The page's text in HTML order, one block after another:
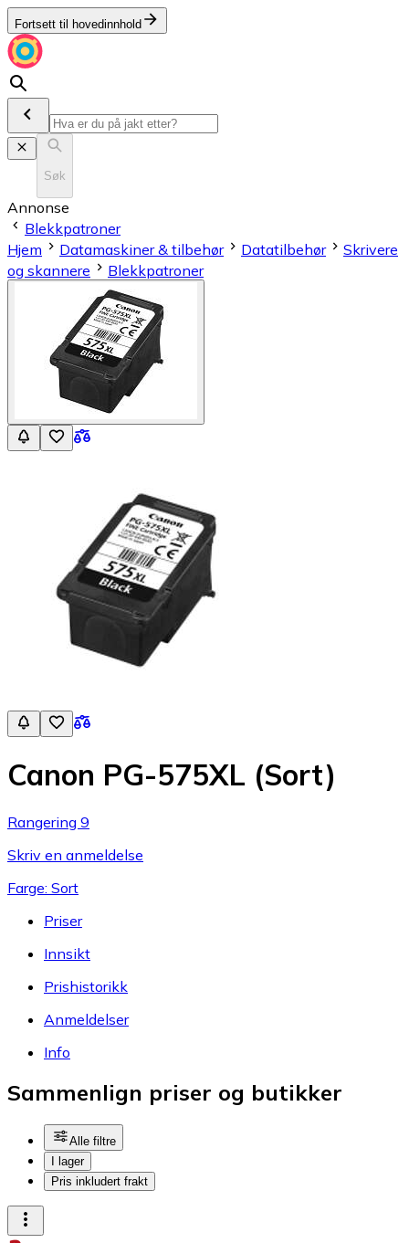
Fortsett til hovedinnhold
Søk
Annonse
Blekkpatroner
Hjem
Datamaskiner & tilbehør Datatilbehør
Skrivere
og skannere
Blekkpatroner
Canon PG-575XL (Sort)
Rangering 9
Skriv en anmeldelse
Farge: Sort
Priser
Innsikt
Prishistorikk
Anmeldelser
Info
Sammenlign priser og butikker
Alle filtre
I lager
Pris inkludert frakt